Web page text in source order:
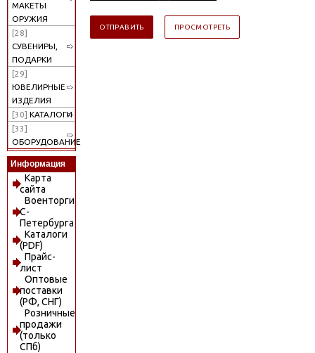
МАКЕТЫ
ОРУЖИЯ
[28]
СУВЕНИРЫ,
ПОДАРКИ
[29]
ЮВЕЛИРНЫЕ
ИЗДЕЛИЯ
[30] КАТАЛОГИ
[33]
ОБОРУДОВАНИЕ
Информация
Карта
сайта
Военторги
С-
Петербурга
Каталоги
(PDF)
Прайс-
лист
Оптовые
поставки
(РФ, СНГ)
Розничные
продажи
(только
СПб)